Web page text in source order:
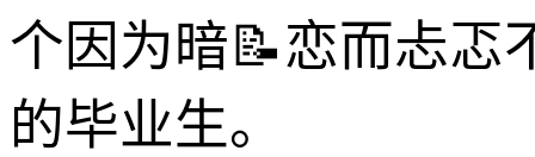
个因为暗📝恋而忐忑
的毕业生。